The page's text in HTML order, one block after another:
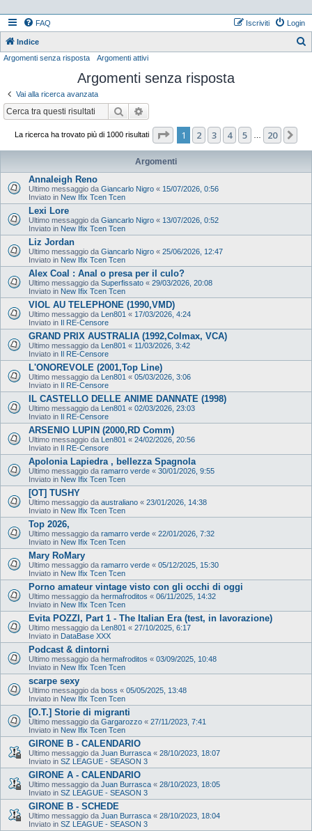
FAQ Login
Iscriviti
Indice
Argomenti senza risposta Argomenti attivi
Argomenti senza risposta
Vai alla ricerca avanzata
Cerca
La ricerca ha trovato più di 1000 risultati Pagina di 20
1 2 3 4 5 20
Argomenti
Annaleigh Reno
Ultimo messaggio da Giancarlo Nigro « 15/07/2026, 0:56
Inviato in New Ifix Tcen Tcen
Lexi Lore
Ultimo messaggio da Giancarlo Nigro « 13/07/2026, 0:52
Inviato in New Ifix Tcen Tcen
Liz Jordan
Ultimo messaggio da Giancarlo Nigro « 25/06/2026, 12:47
Inviato in New Ifix Tcen Tcen
Alex Coal : Anal o presa per il culo?
Ultimo messaggio da Superfissato « 29/03/2026, 20:08
Inviato in New Ifix Tcen Tcen
VIOL AU TELEPHONE (1990,VMD)
Ultimo messaggio da Len801 « 17/03/2026, 4:24
Inviato in Il RE-Censore
GRAND PRIX AUSTRALIA (1992,Colmax, VCA)
Ultimo messaggio da Len801 « 11/03/2026, 3:42
Inviato in Il RE-Censore
L'ONOREVOLE (2001,Top Line)
Ultimo messaggio da Len801 « 05/03/2026, 3:06
Inviato in Il RE-Censore
IL CASTELLO DELLE ANIME DANNATE (1998)
Ultimo messaggio da Len801 « 02/03/2026, 23:03
Inviato in Il RE-Censore
ARSENIO LUPIN (2000,RD Comm)
Ultimo messaggio da Len801 « 24/02/2026, 20:56
Inviato in Il RE-Censore
Apolonia Lapiedra , bellezza Spagnola
Ultimo messaggio da ramarro verde « 30/01/2026, 9:55
Inviato in New Ifix Tcen Tcen
[OT] TUSHY
Ultimo messaggio da australiano « 23/01/2026, 14:38
Inviato in New Ifix Tcen Tcen
Top 2026,
Ultimo messaggio da ramarro verde « 22/01/2026, 7:32
Inviato in New Ifix Tcen Tcen
Mary RoMary
Ultimo messaggio da ramarro verde « 05/12/2025, 15:30
Inviato in New Ifix Tcen Tcen
Porno amateur vintage visto con gli occhi di oggi
Ultimo messaggio da hermafroditos « 06/11/2025, 14:32
Inviato in New Ifix Tcen Tcen
Evita POZZI, Part 1 - The Italian Era (test, in lavorazione)
Ultimo messaggio da Len801 « 27/10/2025, 6:17
Inviato in DataBase XXX
Podcast & dintorni
Ultimo messaggio da hermafroditos « 03/09/2025, 10:48
Inviato in New Ifix Tcen Tcen
scarpe sexy
Ultimo messaggio da boss « 05/05/2025, 13:48
Inviato in New Ifix Tcen Tcen
[O.T.] Storie di migranti
Ultimo messaggio da Gargarozzo « 27/11/2023, 7:41
Inviato in New Ifix Tcen Tcen
GIRONE B - CALENDARIO
Ultimo messaggio da Juan Burrasca « 28/10/2023, 18:07
Inviato in SZ LEAGUE - SEASON 3
GIRONE A - CALENDARIO
Ultimo messaggio da Juan Burrasca « 28/10/2023, 18:05
Inviato in SZ LEAGUE - SEASON 3
GIRONE B - SCHEDE
Ultimo messaggio da Juan Burrasca « 28/10/2023, 18:04
Inviato in SZ LEAGUE - SEASON 3